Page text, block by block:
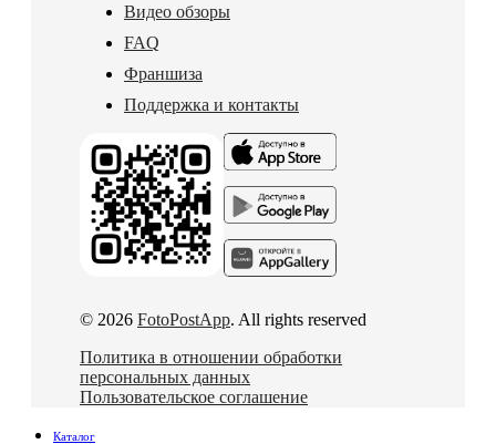
Видео обзоры
FAQ
Франшиза
Поддержка и контакты
© 2026 FotoPostApp. All rights reserved
Политика в отношении обработки
персональных данных
Пользовательское соглашение
Каталог